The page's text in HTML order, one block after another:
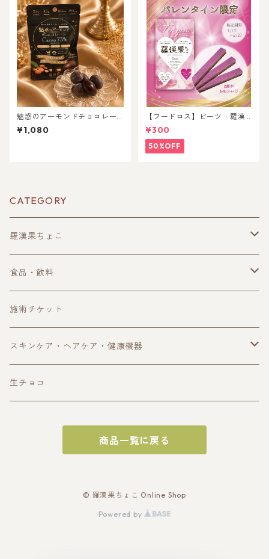
魅惑のアーモンドチョコレー
ト
¥1,080
【フードロス】ビーツ 羅漢
果チョコレート
¥300
50%OFF
CATEGORY
羅漢果ちょこ
単品購入
定期購入
ギフトボックス
アウトレット
食品・飲料
珈琲・ノンカフェイン珈琲
ハーブティー
自然食品
施術チケット
スキンケア・ヘアケア・健康機器
オイル・スキンケア用品
生チョコ
商品一覧に戻る
© 羅漢果ちょこ Online Shop
Powered by